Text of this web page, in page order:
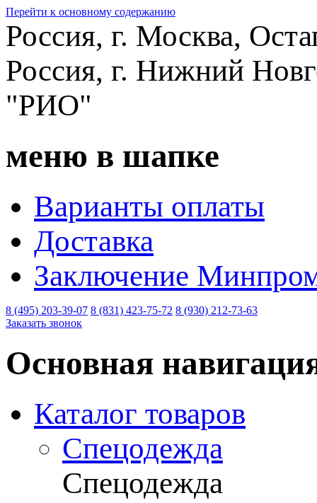
Перейти к основному содержанию
Россия, г. Москва,
Россия, г. Нижний
"РИО"
меню в шапке
Варианты оплаты
Доставка
Заключение
8 (495) 203-39-07 8 (831) 423-75-72 8 (930) 212-73-63
Заказать звонок
Основная
Каталог товаров
Спецодежда
Спецодежда